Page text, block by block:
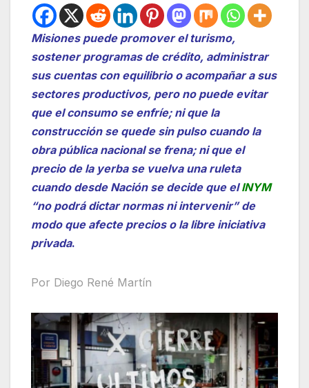
Misiones puede promover el turismo,
sostener programas de crédito, administrar
sus cuentas con equilibrio o acompañar a sus
sectores productivos, pero no puede evitar
que el consumo se enfríe; ni que la
construcción se quede sin pulso cuando la
obra pública nacional se frena; ni que el
precio de la yerba se vuelva una ruleta
cuando desde Nación se decide que elINYM
“no podrá dictar normas ni intervenir” de
modo que afecte precios o la libre iniciativa
privada.
Por Diego René Martín